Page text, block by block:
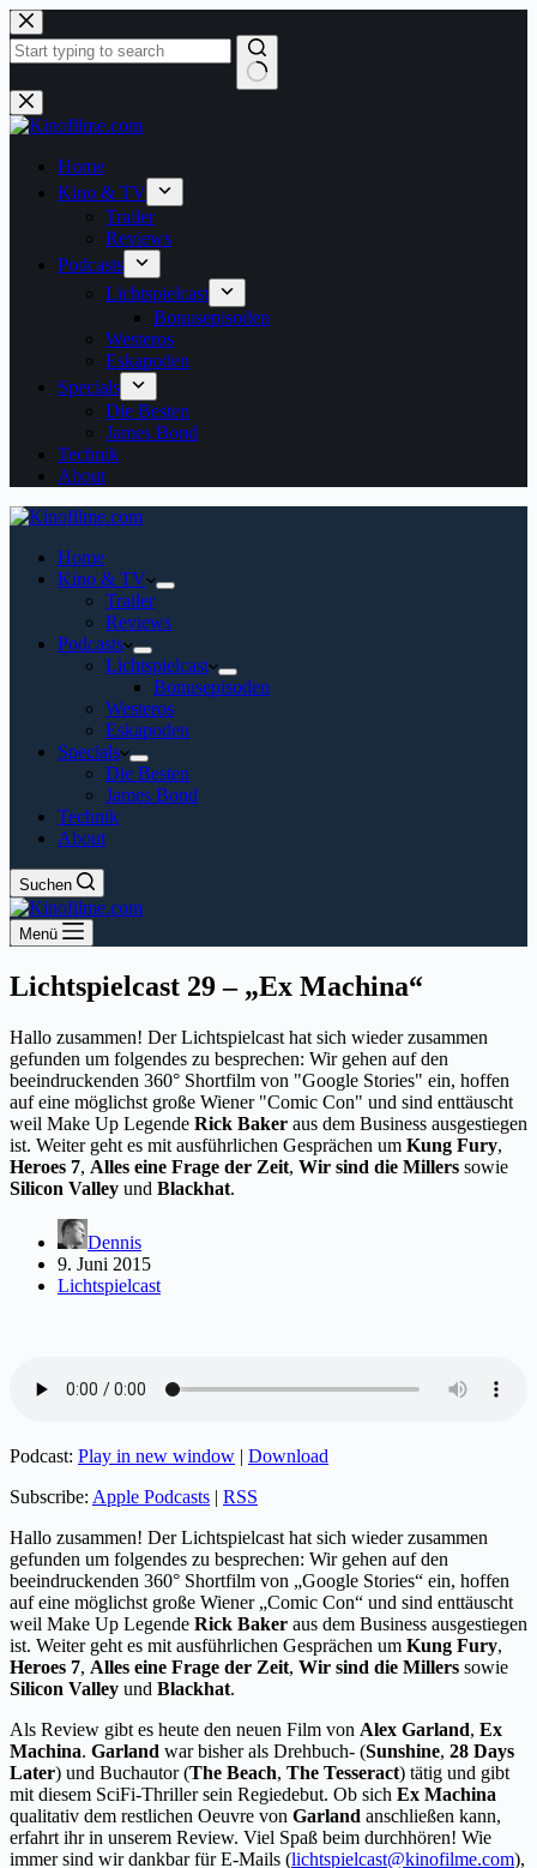
Zum
Inhalt
springen
Keine
Ergebnisse
Home
Kino & TV
Trailer
Reviews
Podcasts
Lichtspielcast
Bonusepisoden
Westeros
Eskapoden
Specials
Die Besten
James Bond
Technik
About
Home
Kino & TV
Trailer
Reviews
Podcasts
Lichtspielcast
Bonusepisoden
Westeros
Eskapoden
Specials
Die Besten
James Bond
Technik
About
Suchen
Menü
Lichtspielcast 29 – „Ex Machina“
Hallo zusammen! Der Lichtspielcast hat sich wieder zusammen
gefunden um folgendes zu besprechen: Wir gehen auf den
beeindruckenden 360° Shortfilm von "Google Stories" ein, hoffen
auf eine möglichst große Wiener "Comic Con" und sind enttäuscht
weil Make Up Legende Rick Baker aus dem Business ausgestiegen
ist. Weiter geht es mit ausführlichen Gesprächen um Kung Fury,
Heroes 7, Alles eine Frage der Zeit, Wir sind die Millers sowie
Silicon Valley und Blackhat.
Dennis
9. Juni 2015
Lichtspielcast
Podcast: Play in new window | Download
Subscribe: Apple Podcasts | RSS
Hallo zusammen! Der Lichtspielcast hat sich wieder zusammen
gefunden um folgendes zu besprechen: Wir gehen auf den
beeindruckenden 360° Shortfilm von „Google Stories“ ein, hoffen
auf eine möglichst große Wiener „Comic Con“ und sind enttäuscht
weil Make Up Legende Rick Baker aus dem Business ausgestiegen
ist. Weiter geht es mit ausführlichen Gesprächen um Kung Fury,
Heroes 7, Alles eine Frage der Zeit, Wir sind die Millers sowie
Silicon Valley und Blackhat.
Als Review gibt es heute den neuen Film von Alex Garland, Ex
Machina. Garland war bisher als Drehbuch- (Sunshine, 28 Days
Later) und Buchautor (The Beach, The Tesseract) tätig und gibt
mit diesem SciFi-Thriller sein Regiedebut. Ob sich Ex Machina
qualitativ dem restlichen Oeuvre von Garland anschließen kann,
erfahrt ihr in unserem Review. Viel Spaß beim durchhören! Wie
immer sind wir dankbar für E-Mails (lichtspielcast@kinofilme.com),